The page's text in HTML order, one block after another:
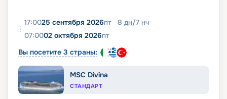
17:0025 сентября 2026пт 8 дн/7 нч
07:0002 октября 2026пт
Вы посетите 3 страны:
MSC Divina
СТАНДАРТ